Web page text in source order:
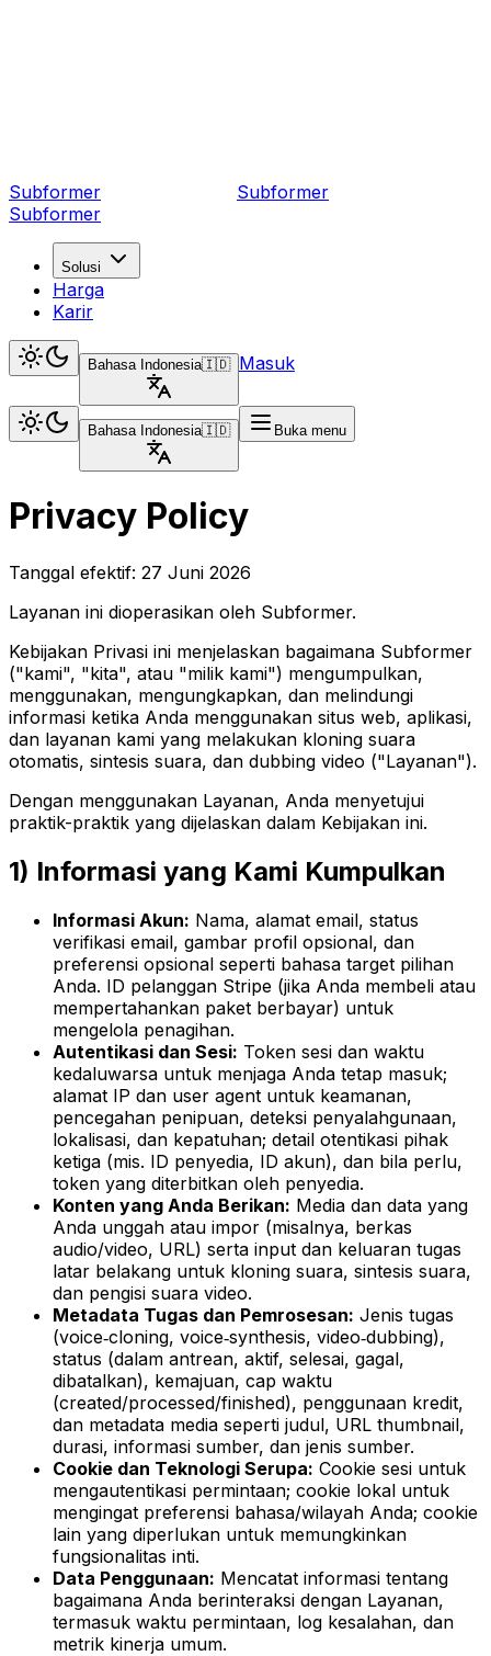
Subformer Subformer
Subformer
Solusi
Harga
Karir
Bahasa Indonesia🇮🇩 Masuk
Bahasa Indonesia🇮🇩 Buka menu
Privacy Policy
Tanggal efektif: 27 Juni 2026
Layanan ini dioperasikan oleh Subformer.
Kebijakan Privasi ini menjelaskan bagaimana Subformer
("kami", "kita", atau "milik kami") mengumpulkan,
menggunakan, mengungkapkan, dan melindungi
informasi ketika Anda menggunakan situs web, aplikasi,
dan layanan kami yang melakukan kloning suara
otomatis, sintesis suara, dan dubbing video ("Layanan").
Dengan menggunakan Layanan, Anda menyetujui
praktik-praktik yang dijelaskan dalam Kebijakan ini.
1) Informasi yang Kami Kumpulkan
Informasi Akun: Nama, alamat email, status
verifikasi email, gambar profil opsional, dan
preferensi opsional seperti bahasa target pilihan
Anda. ID pelanggan Stripe (jika Anda membeli atau
mempertahankan paket berbayar) untuk
mengelola penagihan.
Autentikasi dan Sesi: Token sesi dan waktu
kedaluwarsa untuk menjaga Anda tetap masuk;
alamat IP dan user agent untuk keamanan,
pencegahan penipuan, deteksi penyalahgunaan,
lokalisasi, dan kepatuhan; detail otentikasi pihak
ketiga (mis. ID penyedia, ID akun), dan bila perlu,
token yang diterbitkan oleh penyedia.
Konten yang Anda Berikan: Media dan data yang
Anda unggah atau impor (misalnya, berkas
audio/video, URL) serta input dan keluaran tugas
latar belakang untuk kloning suara, sintesis suara,
dan pengisi suara video.
Metadata Tugas dan Pemrosesan: Jenis tugas
(voice‑cloning, voice‑synthesis, video‑dubbing),
status (dalam antrean, aktif, selesai, gagal,
dibatalkan), kemajuan, cap waktu
(created/processed/finished), penggunaan kredit,
dan metadata media seperti judul, URL thumbnail,
durasi, informasi sumber, dan jenis sumber.
Cookie dan Teknologi Serupa: Cookie sesi untuk
mengautentikasi permintaan; cookie lokal untuk
mengingat preferensi bahasa/wilayah Anda; cookie
lain yang diperlukan untuk memungkinkan
fungsionalitas inti.
Data Penggunaan: Mencatat informasi tentang
bagaimana Anda berinteraksi dengan Layanan,
termasuk waktu permintaan, log kesalahan, dan
metrik kinerja umum.